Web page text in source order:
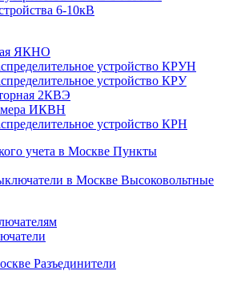
6-10кВ
ЯКНО
устройство КРУН
устройство КРУ
2КВЭ
ИКВН
устройство КРН
Пункты
Высоковольтные
Разъединители